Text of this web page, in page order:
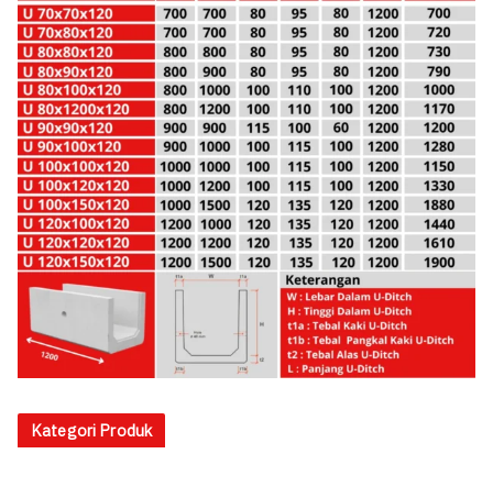
Kategori Produk